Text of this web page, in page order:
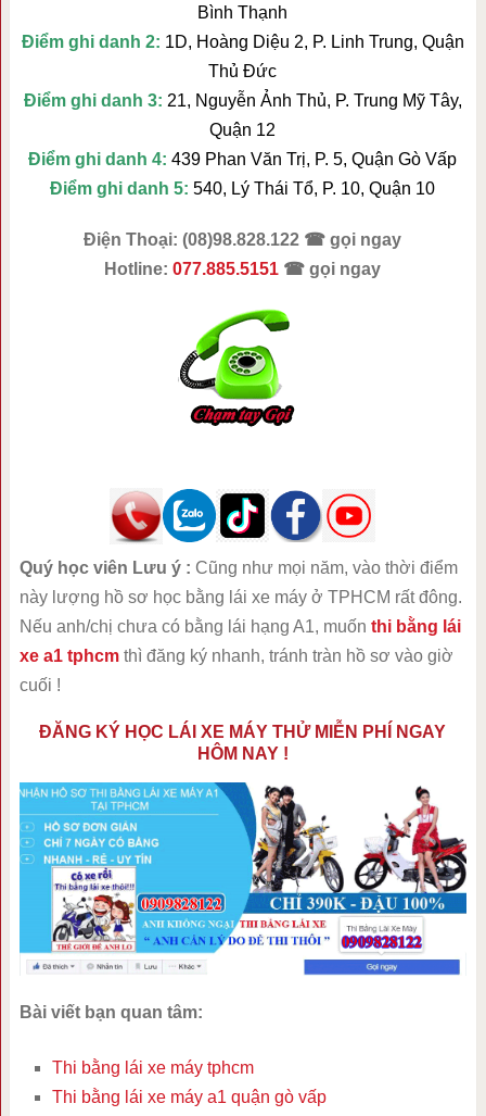
Bình Thạnh
Điểm ghi danh 2: 1D, Hoàng Diệu 2, P. Linh Trung, Quận
Thủ Đức
Điểm ghi danh 3: 21, Nguyễn Ảnh Thủ, P. Trung Mỹ Tây,
Quận 12
Điểm ghi danh 4: 439 Phan Văn Trị, P. 5, Quận Gò Vấp
Điểm ghi danh 5: 540, Lý Thái Tổ, P. 10, Quận 10
Điện Thoại: (08)98.828.122 ☎ gọi ngay
Hotline:077.885.5151 ☎ gọi ngay
Quý học viên Lưu ý : Cũng như mọi năm, vào thời điểm
này lượng hồ sơ học bằng lái xe máy ở TPHCM rất đông.
Nếu anh/chị chưa có bằng lái hạng A1, muốn thi bằng lái
xe a1 tphcmthì đăng ký nhanh, tránh tràn hồ sơ vào giờ
cuối !
ĐĂNG KÝ HỌC LÁI XE MÁY THỬ MIỄN PHÍ NGAY
HÔM NAY !
Bài viết bạn quan tâm:
Thi bằng lái xe máy tphcm
Thi bằng lái xe máy a1 quận gò vấp